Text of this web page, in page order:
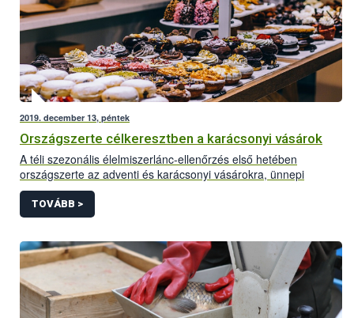
2019. december 13, péntek
Országszerte célkeresztben a karácsonyi vásárok
A téli szezonális élelmiszerlánc-ellenőrzés első hetében
országszerte az adventi és karácsonyi vásárokra, ünnepi
rendezvényekre és azok portékáira fókuszáltak az
élelmiszerlánc-biztonsági szakemberek. Eddig főként kisebb, az
élelmiszerbiztonságot kevésbé veszélyeztető, zömében azonnal
azonban súlyos higiéniai, jelölési és dokumentációs
hiányosságok is előfordultak, amelyek komolyabb szankciót – a
tevékenység felfüggesztését, bírság kiszabását – vonták maguk
után.
TOVÁBB >